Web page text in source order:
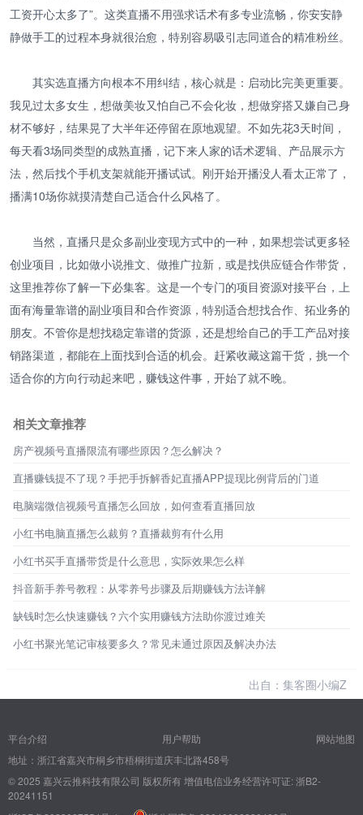
工资开心太多了”。这类直播不用强求话术有多专业流畅，你安安静
静做手工的过程本身就很治愈，特别容易吸引志同道合的精准粉丝。
其实选直播方向根本不用纠结，核心就是：启动比完美更重要。
我见过太多女生，想做美妆又怕自己不会化妆，想做穿搭又嫌自己身
材不够好，结果晃了大半年还停留在原地观望。不如先花3天时间，
每天看3场同类型的成熟直播，记下来人家的话术逻辑、产品展示方
法，然后找个手机支架就能开播试试。刚开始开播没人看太正常了，
播满10场你就摸清楚自己适合什么风格了。
当然，直播只是众多副业变现方式中的一种，如果想尝试更多轻
创业项目，比如做小说推文、做推广拉新，或是找供应链合作带货，
这里推荐你了解一下必集客。这是一个专门的项目资源对接平台，上
面有海量靠谱的副业项目和合作资源，特别适合想找合作、拓业务的
朋友。不管你是想找稳定靠谱的货源，还是想给自己的手工产品对接
销路渠道，都能在上面找到合适的机会。赶紧收藏这篇干货，挑一个
适合你的方向行动起来吧，赚钱这件事，开始了就不晚。
相关文章推荐
房产视频号直播限流有哪些原因？怎么解决？
直播赚钱提不了现？手把手拆解香妃直播APP提现比例背后的门道
电脑端微信视频号直播怎么回放，如何查看直播回放
小红书电脑直播怎么裁剪？直播裁剪有什么用
小红书买手直播带货是什么意思，实际效果怎么样
抖音新手养号教程：从零养号步骤及后期赚钱方法详解
缺钱时怎么快速赚钱？六个实用赚钱方法助你渡过难关
小红书聚光笔记审核要多久？常见未通过原因及解决办法
出自：集客圈小编Z
平台介绍 用户帮助
网站地图
地址：浙江省嘉兴市桐乡市梧桐街道庆丰北路458号
© 2025 嘉兴云推科技有限公司 版权所有增值电信业务经营许可证: 浙B2-
20241151